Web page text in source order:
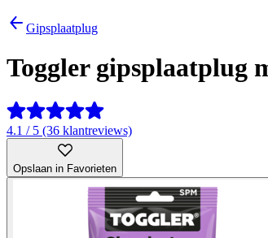
Gipsplaatplug
Toggler gipsplaatplug
4.1 / 5 (36 klantreviews)
Opslaan in Favorieten